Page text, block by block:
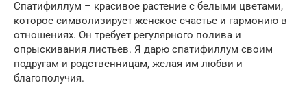
Спатифиллум – красивое растение с белыми цветами,
которое символизирует женское счастье и гармонию в
отношениях. Он требует регулярного полива и
опрыскивания листьев. Я дарю спатифиллум своим
подругам и родственницам, желая им любви и
благополучия.